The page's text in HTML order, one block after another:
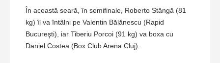
În această seară, în semifinale, Roberto Stângă (81
kg) îl va întâlni pe Valentin Bălănescu (Rapid
Bucureşti), iar Tiberiu Porcoi (91 kg) va boxa cu
Daniel Costea (Box Club Arena Cluj).